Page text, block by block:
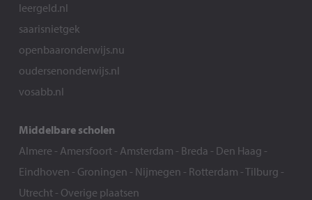
leergeld.nl
saarisnietgek
openbaaronderwijs.nu
oudersenonderwijs.nl
vosabb.nl
Middelbare scholen
Almere - Amersfoort- Amsterdam - Breda - Den Haag -
Eindhoven - Groningen - Nijmegen - Rotterdam -Tilburg -
Utrecht- Overige plaatsen